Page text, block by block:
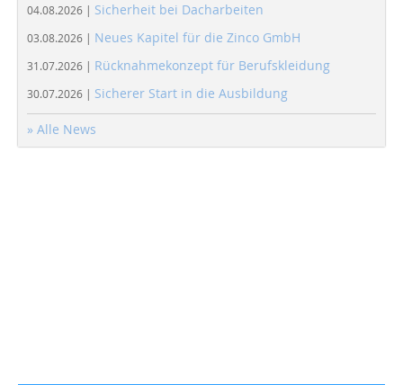
04.08.2026 | Sicherheit bei Dacharbeiten
03.08.2026 | Neues Kapitel für die Zinco GmbH
31.07.2026 | Rücknahmekonzept für Berufskleidung
30.07.2026 | Sicherer Start in die Ausbildung
» Alle News